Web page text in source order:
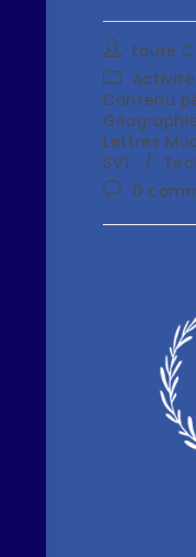
Laure
Contenu
Lettres
SVT
/
0